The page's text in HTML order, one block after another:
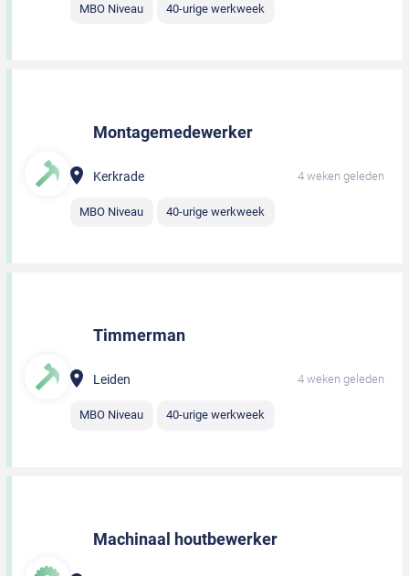
MBO Niveau 40-urige werkweek
Montagemedewerker
Kerkrade 4 weken geleden
MBO Niveau 40-urige werkweek
Timmerman
Leiden 4 weken geleden
MBO Niveau 40-urige werkweek
Machinaal houtbewerker